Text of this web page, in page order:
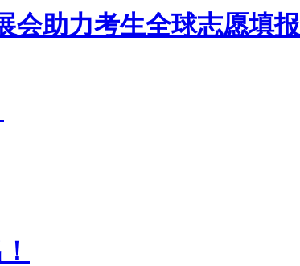
会助力考生全球志愿填报